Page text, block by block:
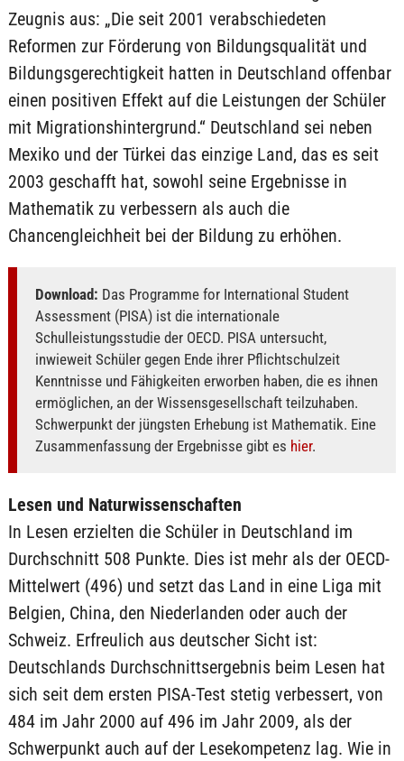
Zeugnis aus: „Die seit 2001 verabschiedeten
Reformen zur Förderung von Bildungsqualität und
Bildungsgerechtigkeit hatten in Deutschland offenbar
einen positiven Effekt auf die Leistungen der Schüler
mit Migrationshintergrund.“ Deutschland sei neben
Mexiko und der Türkei das einzige Land, das es seit
2003 geschafft hat, sowohl seine Ergebnisse in
Mathematik zu verbessern als auch die
Chancengleichheit bei der Bildung zu erhöhen.
Download: Das Programme for International Student
Assessment (PISA) ist die internationale
Schulleistungsstudie der OECD. PISA untersucht,
inwieweit Schüler gegen Ende ihrer Pflichtschulzeit
Kenntnisse und Fähigkeiten erworben haben, die es ihnen
ermöglichen, an der Wissensgesellschaft teilzuhaben.
Schwerpunkt der jüngsten Erhebung ist Mathematik. Eine
Zusammenfassung der Ergebnisse gibt es hier.
Lesen und Naturwissenschaften
In Lesen erzielten die Schüler in Deutschland im
Durchschnitt 508 Punkte. Dies ist mehr als der OECD-
Mittelwert (496) und setzt das Land in eine Liga mit
Belgien, China, den Niederlanden oder auch der
Schweiz. Erfreulich aus deutscher Sicht ist:
Deutschlands Durchschnittsergebnis beim Lesen hat
sich seit dem ersten PISA-Test stetig verbessert, von
484 im Jahr 2000 auf 496 im Jahr 2009, als der
Schwerpunkt auch auf der Lesekompetenz lag. Wie in